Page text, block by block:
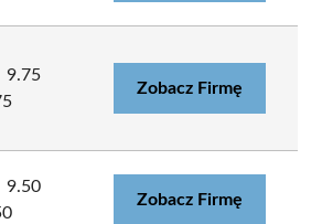
9.75
Zobacz Firmę
9.50
Zobacz Firmę